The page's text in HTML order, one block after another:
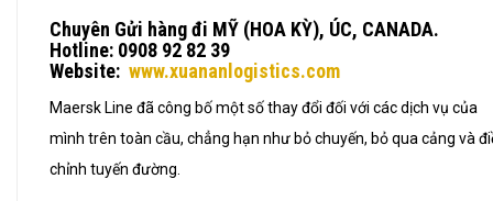
Chuyên Gửi hàng đi MỸ (HOA KỲ), ÚC, CANADA.
Hotline: 0908 92 82 39
Website: www.xuananlogistics.com
Maersk Line đã công bố một số thay đổi đối với các dịch vụ của
mình trên toàn cầu, chẳng hạn như bỏ chuyến, bỏ qua cảng và
chỉnh tuyến đường.